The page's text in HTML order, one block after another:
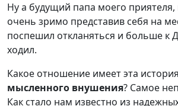
Ну а будущий папа моего приятеля,
очень зримо представив себя на
поспешил откланяться и больше к
ходил.
Какое отношение имеет эта
мысленного внушения? Самое
Как стало нам известно из